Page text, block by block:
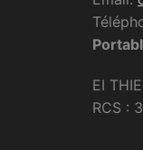
EI
RCS :